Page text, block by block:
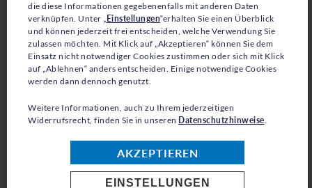
die diese Informationen gegebenenfalls mit anderen Daten
verknüpfen. Unter „ Einstellungen“erhalten Sie einen Überblick
und können jederzeit frei entscheiden, welche Verwendung Sie
zulassen möchten. Mit Klick auf „Akzeptieren“ können Sie dem
Einsatz nicht notwendiger Cookies zustimmen oder sich mit Klick
auf „Ablehnen“ anders entscheiden. Einige notwendige Cookies
werden dann dennoch genutzt.
Weitere Informationen, auch zu Ihrem jederzeitigen
Widerrufsrecht, finden Sie in unseren Datenschutzhinweise.
AKZEPTIEREN
EINSTELLUNGEN
PRESSE
UNO-
FLÜCHTLINGSHILFE
ZIEHT BILANZ ZUM
JAHRESENDE